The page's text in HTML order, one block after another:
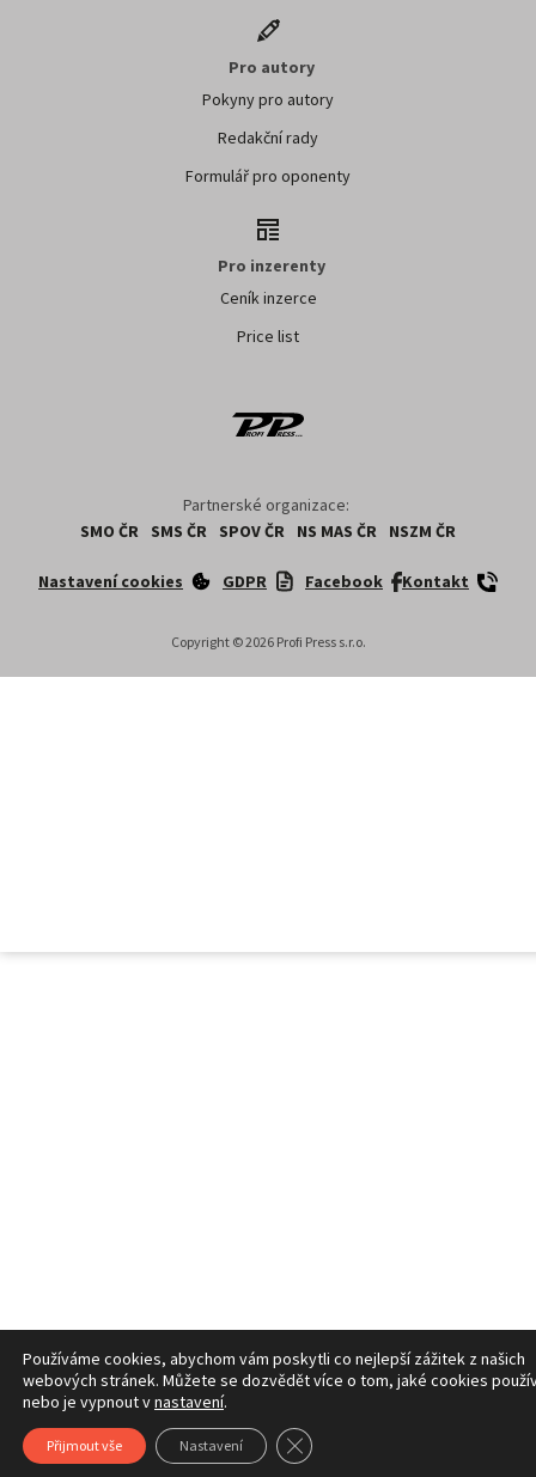
Pro autory
Pokyny pro autory
Redakční rady
Formulář pro oponenty
Pro inzerenty
Ceník inzerce
Price list
Partnerské organizace:
SMO ČR
SMS ČR SPOV ČR NS MAS ČR NSZM ČR
Nastavení cookies GDPR Facebook Kontakt
Copyright ©2026Profi Press s.r.o.
Používáme cookies, abychom vám poskytli co nejlepší zážitek z našich
webových stránek. Můžete se dozvědět více o tom, jaké cookies
nebo je vypnout vnastavení.
Přijmout vše Nastavení Zavřít cookie lištu GDPR